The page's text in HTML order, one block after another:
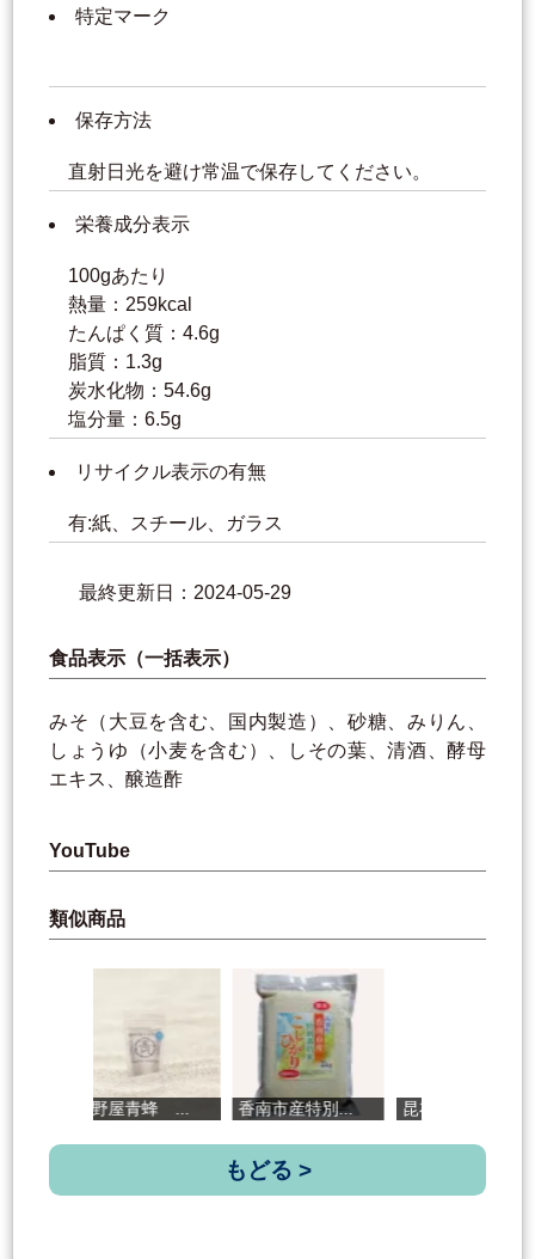
特定マーク
保存方法
直射日光を避け常温で保存してください。
栄養成分表示
100gあたり
熱量：259kcal
たんぱく質：4.6g
脂質：1.3g
炭水化物：54.6g
塩分量：6.5g
リサイクル表示の有無
有:紙、スチール、ガラス
最終更新日：2024-05-29
食品表示（一括表示）
みそ（大豆を含む、国内製造）、砂糖、みりん、
しょうゆ（小麦を含む）、しその葉、清酒、酵母
エキス、醸造酢
YouTube
類似商品
田野屋青蜂 ... 香南市産特別... 昆布屋がつく...
もどる >